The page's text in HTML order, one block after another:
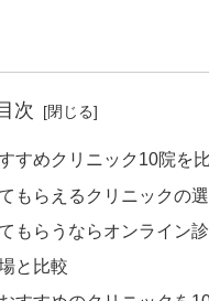
次
すめクリニック10院を
もらえるクリニックの
もらうならオンライン診
と比較